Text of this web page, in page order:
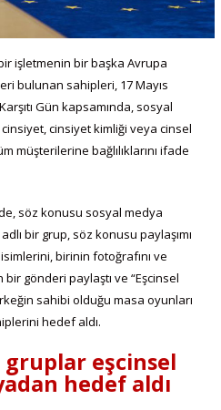
işletmenin bir başka Avrupa
bulunan sahipleri, 17 Mayıs
Gün kapsamında, sosyal
cinsiyet kimliği veya cinsel
müşterilerine bağlılıklarını ifade
söz konusu sosyal medya
bir grup, söz konusu paylaşımı
birinin fotoğrafını ve
gönderi paylaştı ve “Eşcinsel
sahibi olduğu masa oyunları
hedef aldı.
gruplar eşcinsel
hedef aldı